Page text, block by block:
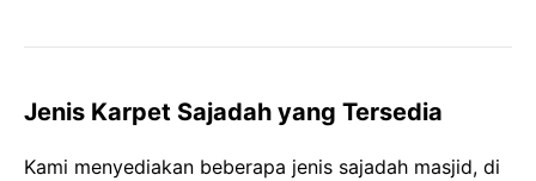
Jenis Karpet Sajadah yang Tersedia
Kami menyediakan beberapa jenis sajadah masjid, di